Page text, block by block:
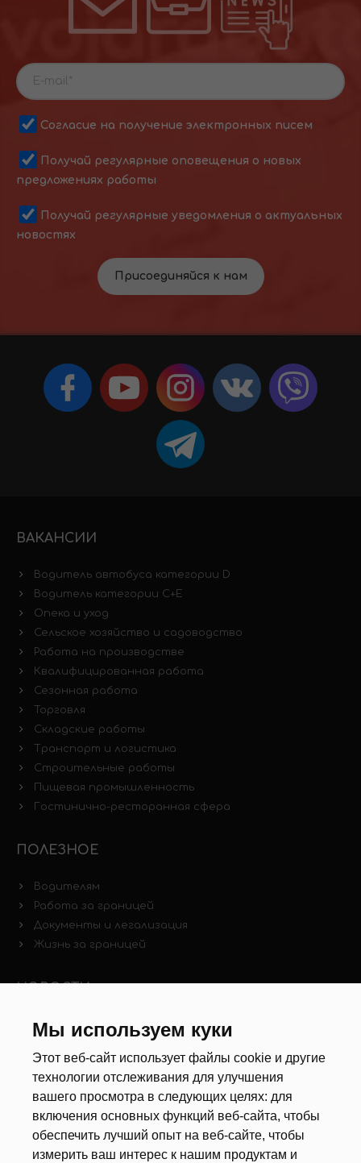
Мы используем куки
Этот веб-сайт использует файлы cookie и другие
технологии отслеживания для улучшения
вашего просмотра в следующих целях: для
включения основных функций веб-сайта, чтобы
обеспечить лучший опыт на веб-сайте, чтобы
измерить ваш интерес к нашим продуктам и
Согласие на получение электронных писем
Получай регулярные оповещения о новых
предложениях работы
Получай регулярные уведомления о актуальных
новостях
Присоединяйся к нам
ВАКАНСИИ
Водитель автобуса категории D
Водитель категории C+E
Опека и уход
Сельское хозяйство и садоводство
Работа на производстве
Квалифицированная работа
Сезонная работа
Торговля
Складские работы
Транспорт и логистика
Строительные работы
Пищевая промышленность
Гостинично-ресторанная сфера
ПОЛЕЗНОЕ
Водителям
Работа за границей
Документы и легализация
Жизнь за границей
НОВОСТИ
Новости рынка труда
Анкета
Калькулятор дат